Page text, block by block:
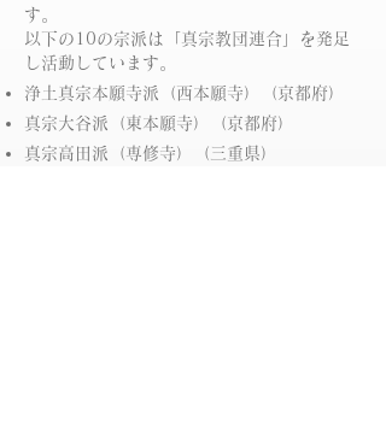
す。
以下の10の宗派は「真宗教団連合」を発足
し活動しています。
浄土真宗本願寺派（西本願寺）（京都府）
真宗大谷派（東本願寺）（京都府）
真宗高田派（専修寺）（三重県）